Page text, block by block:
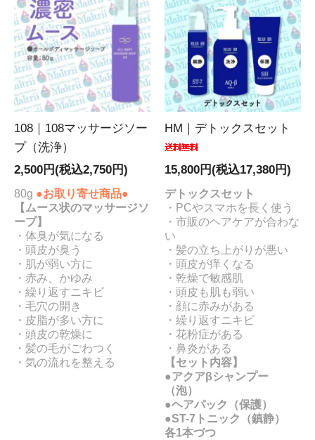
108｜108マッサージソー
プ（洗浄）
2,500円(税込2,750円)
80g ●お取り寄せ商品●
【ムース状のマッサージソ
ープ】
・体臭が気になる
・頭皮が臭う
・肌が弱い方に
・赤み、かゆみ
・繰り返すニキビ
・毛穴の開き
・皮脂が多い方に
・頭皮の乾燥に
・髪の毛がごわつく
・気の流れを整える
HM｜デトックスセット
15,800円(税込17,380円)
デトックスセット
・PCやスマホを長く使う
・市販のヘアケアが合わな
い
・髪の立ち上がりが悪い
・頭皮が痒くなる
・乾燥で敏感肌
・頭皮も肌も弱い
・顔に赤みがある
・繰り返すニキビ
・花粉症がある
・鼻炎がある
【セット内容】
●アクアβシャンプー
（泡）
●ヘアパック（保護）
●ST-7トニック（鎮静）
各1本づつ